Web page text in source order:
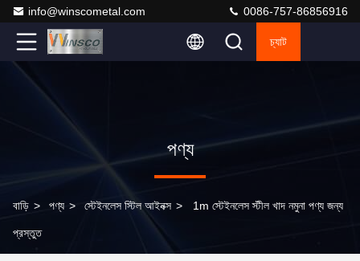
info@winscometal.com 0086-757-86856916
চ্যাট
পণ্য
বাড়ি > পণ্য > স্টেইনলেস স্টিল আইনক্স > 1m স্টেইনলেস স্টীল খাদ নমুনা পণ্য জন্য
প্রস্তুত